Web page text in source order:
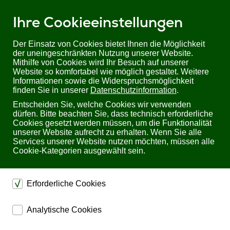
Ihre Cookieeinstellungen
Der Einsatz von Cookies bietet Ihnen die Möglichkeit
der uneingeschränkten Nutzung unserer Website.
Mithilfe von Cookies wird Ihr Besuch auf unserer
Website so komfortabel wie möglich gestaltet. Weitere
Informationen sowie die Widerspruchsmöglichkeit
finden Sie in unserer Datenschutzinformation.
Entscheiden Sie, welche Cookies wir verwenden
dürfen. Bitte beachten Sie, dass technisch erforderliche
Cookies gesetzt werden müssen, um die Funktionalität
unserer Website aufrecht zu erhalten. Wenn Sie alle
Services unserer Website nutzen möchten, müssen alle
Cookie-Kategorien ausgewählt sein.
Erforderliche Cookies
dienen dem technischen einwandfreien Betrieb unserer
Website.
Analytische Cookies
Sie befinden sich hier:Startseite
Produkte
Industrial/ Schaltschrankbau
Schaltnetzteil, Hutschiene | 75W, 24V, 3,2A
Schaltnetzteil, Hutschiene 75W, 24V, 3,2A